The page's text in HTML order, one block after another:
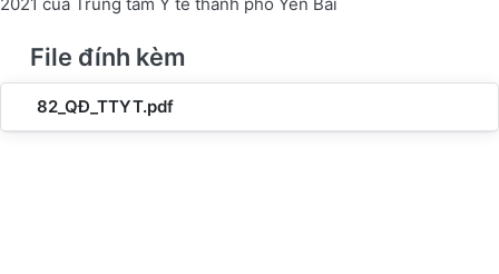
File đính kèm
82_QĐ_TTYT.pdf